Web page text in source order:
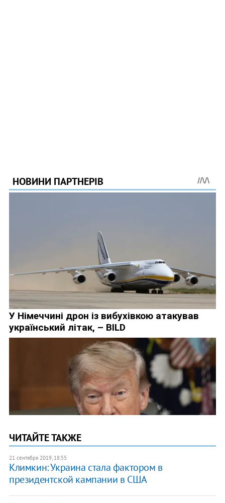
ЧИТАЙТЕ ТАКЖЕ
21 сентября 2019, 18:55
Климкин: Украина стала фактором в
президентской кампании в США